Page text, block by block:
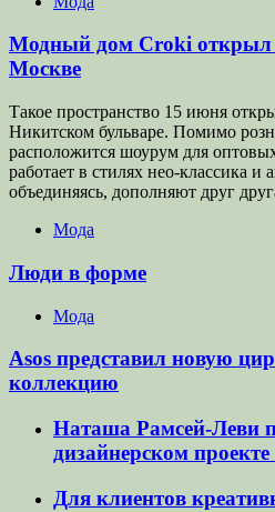
Модный дом Croki открыл
Москве
Такое пространство 15 июня
Никитском бульваре. Помимо
расположится шоурум для
работает в стилях нео-классика и
объединяясь, дополняют друг
Мода
Люди в форме
Мода
Asos представил новую
коллекцию
Наташа Рамсей-Леви
дизайнерском проекте
Для клиентов